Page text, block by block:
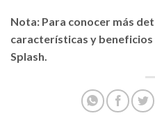
Nota: Para conocer más
características y beneficios
Splash.